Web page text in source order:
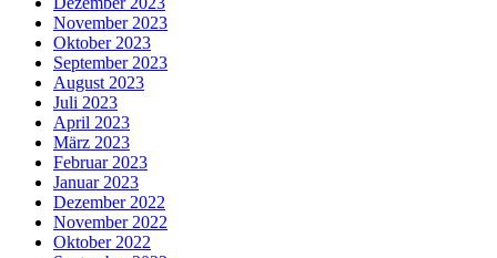
November 2023
Oktober 2023
September 2023
August 2023
Juli 2023
April 2023
März 2023
Februar 2023
Januar 2023
Dezember 2022
November 2022
Oktober 2022